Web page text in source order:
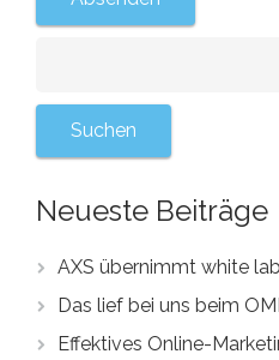
Neueste Beiträge
AXS übernimmt white
Das lief bei uns beim
Effektives Online-